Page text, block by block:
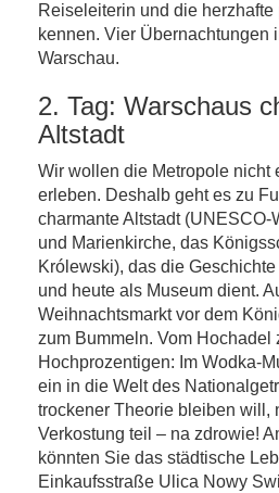
Reiseleiterin und die
kennen. Vier Übernachtungen
Warschau.
2. Tag: Warschaus
Altstadt
Wir wollen die Metropole nicht
erleben. Deshalb geht es zu
charmante Altstadt (UNESCO-
und Marienkirche, das
Królewski), das die
und heute als Museum dient.
Weihnachtsmarkt vor dem
zum Bummeln. Vom Hochadel
Hochprozentigen: Im Wodka-
ein in die Welt des
trockener Theorie bleiben will,
Verkostung teil – na zdrowie!
könnten Sie das städtische
Einkaufsstraße Ulica Nowy